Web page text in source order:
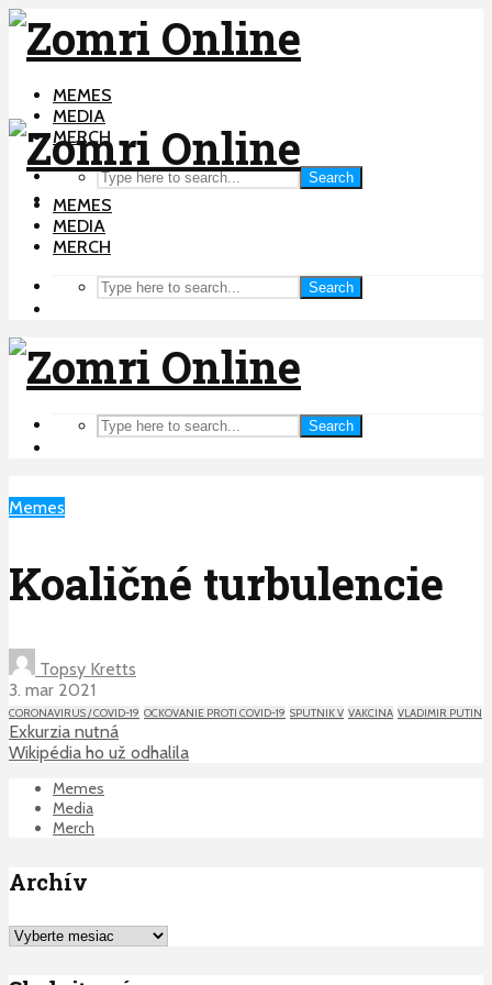
MEMES
MEDIA
MERCH
Search
MEMES
MEDIA
MERCH
Search
Search
Memes
Koaličné turbulencie
Topsy Kretts
3. mar 2021
CORONAVIRUS / COVID-19 OCKOVANIE PROTI COVID-19 SPUTNIK V VAKCINA VLADIMIR PUTIN
Exkurzia nutná
Wikipédia ho už odhalila
Memes
Media
Merch
Archív
Archív